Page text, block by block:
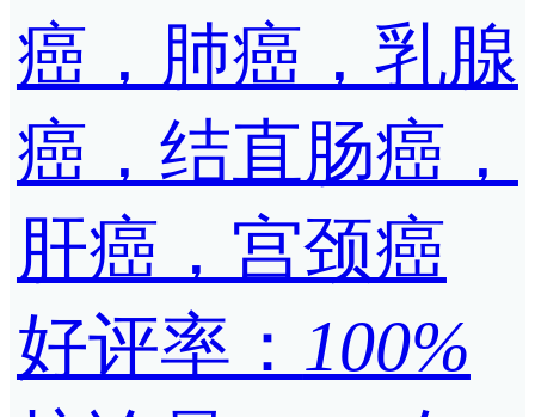
癌，肺癌，乳腺
癌，结直肠癌，
肝癌，宫颈癌
好评率： 100%